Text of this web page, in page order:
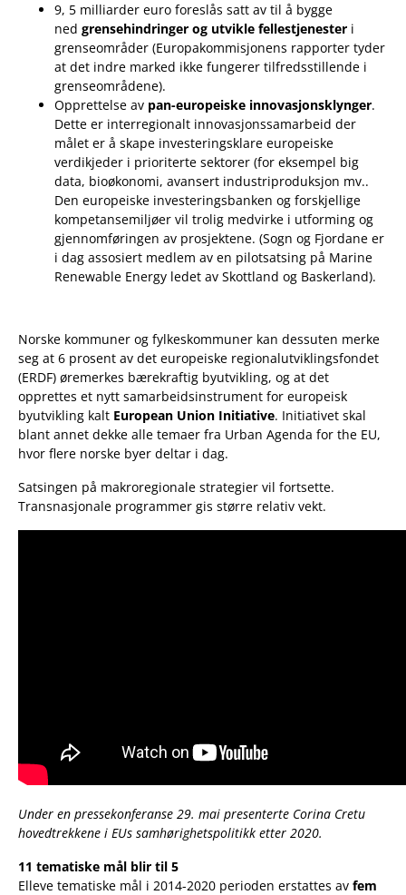
9, 5 milliarder euro foreslås satt av til å bygge
ned grensehindringer og utvikle fellestjenester i
grenseområder (Europakommisjonens rapporter tyder
at det indre marked ikke fungerer tilfredsstillende i
grenseområdene).
Opprettelse av pan-europeiske innovasjonsklynger.
Dette er interregionalt innovasjonssamarbeid der
målet er å skape investeringsklare europeiske
verdikjeder i prioriterte sektorer (for eksempel big
data, bioøkonomi, avansert industriproduksjon mv..
Den europeiske investeringsbanken og forskjellige
kompetansemiljøer vil trolig medvirke i utforming og
gjennomføringen av prosjektene. (Sogn og Fjordane er
i dag assosiert medlem av en pilotsatsing på Marine
Renewable Energy ledet av Skottland og Baskerland).
Norske kommuner og fylkeskommuner kan dessuten merke
seg at 6 prosent av det europeiske regionalutviklingsfondet
(ERDF) øremerkes bærekraftig byutvikling, og at det
opprettes et nytt samarbeidsinstrument for europeisk
byutvikling kalt European Union Initiative. Initiativet skal
blant annet dekke alle temaer fra Urban Agenda for the EU,
hvor flere norske byer deltar i dag.
Satsingen på makroregionale strategier vil fortsette.
Transnasjonale programmer gis større relativ vekt.
Under en pressekonferanse 29. mai presenterte Corina Cretu
hovedtrekkene i EUs samhørighetspolitikk etter 2020.
11 tematiske mål blir til 5
Elleve tematiske mål i 2014-2020 perioden erstattes av fem